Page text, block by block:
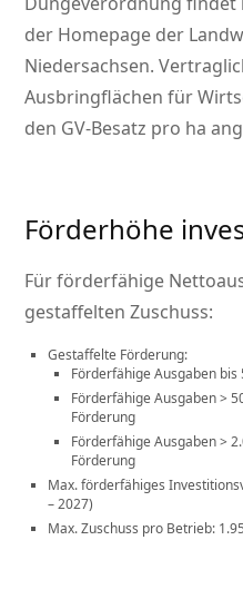
der Homepage der
Niedersachsen.
Ausbringflächen für
den GV-Besatz pro ha
Förderhöhe
Für förderfähige
gestaffelten Zuschuss:
Gestaffelte Förderung:
Förderfähige Ausgaben bis
Förderfähige Ausgaben >
Förderung
Förderfähige Ausgaben >
Förderung
Max. förderfähiges
– 2027)
Max. Zuschuss pro Betrieb: